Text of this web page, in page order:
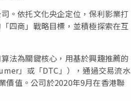
。依托文化央企定位，保利影業打
四商」戰略目標，並積極探索在互
法為關鍵核心，用基於興趣推薦的
」或「DTC」），通過交易流水
價值。公司於2020年9月在香港聯